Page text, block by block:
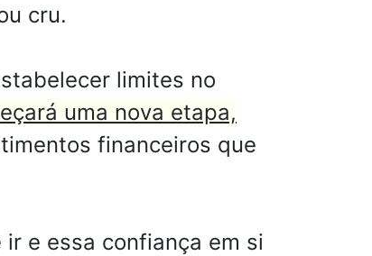
cru.
limites no
uma nova etapa,
financeiros que
e essa confiança em si